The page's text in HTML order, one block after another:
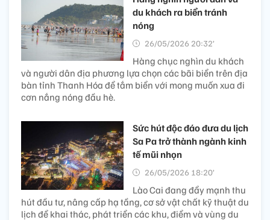
du khách ra biển tránh
nóng
26/05/2026 20:32’
Hàng chục nghìn du khách
và người dân địa phương lựa chọn các bãi biển trên địa
bàn tỉnh Thanh Hóa để tắm biển với mong muốn xua đi
cơn nắng nóng đầu hè.
Sức hút độc đáo đưa du lịch
Sa Pa trở thành ngành kinh
tế mũi nhọn
26/05/2026 18:20’
Lào Cai đang đẩy mạnh thu
hút đầu tư, nâng cấp hạ tầng, cơ sở vật chất kỹ thuật du
lịch để khai thác, phát triển các khu, điểm và vùng du